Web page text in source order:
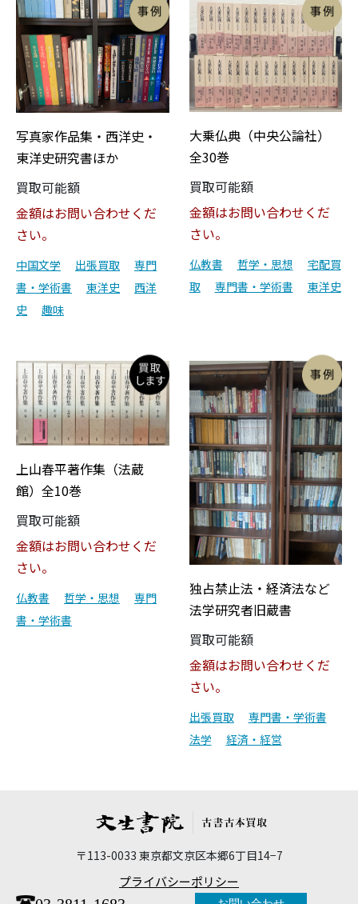
写真家作品集・西洋史・
東洋史研究書ほか
買取可能額
金額はお問い合わせくだ
さい。
中国文学 出張買取
専門
書・学術書
東洋史
西洋
史
趣味
大乗仏典（中央公論社）
全30巻
買取可能額
金額はお問い合わせくだ
さい。
仏教書 哲学・思想
宅配買
取
専門書・学術書 東洋史
上山春平著作集（法蔵
館）全10巻
買取可能額
金額はお問い合わせくだ
さい。
仏教書 哲学・思想
専門
書・学術書
独占禁止法・経済法など
法学研究者旧蔵書
買取可能額
金額はお問い合わせくだ
さい。
出張買取
専門書・学術書
法学
経済・経営
〒113-0033 東京都文京区本郷6丁目14−7
プライバシーポリシー